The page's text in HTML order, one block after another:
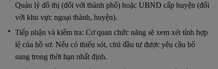
Quản lý đô thị (đối với thành phố) hoặc UBND cấp huyện (đối
với khu vực ngoại thành, huyện).
Tiếp nhận và kiểm tra: Cơ quan chức năng sẽ xem xét tính hợp
lệ của hồ sơ. Nếu có thiếu sót, chủ đầu tư được yêu cầu bổ
sung trong thời hạn nhất định.